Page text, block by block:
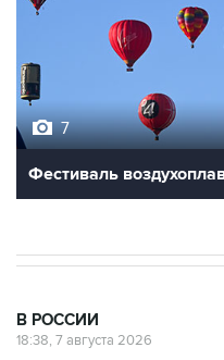
7
Фестиваль
В РОССИИ
18:38, 7 августа 2026